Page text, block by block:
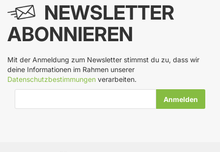
NEWSLETTER
ABONNIEREN
Mit der Anmeldung zum Newsletter stimmst du zu, dass wir
deine Informationen im Rahmen unserer
Datenschutzbestimmungen verarbeiten.